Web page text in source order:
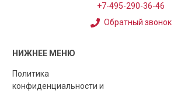
+7-495-290-36-46
Обратный звонок
НИЖНЕЕ МЕНЮ
Политика
конфиденциальности и